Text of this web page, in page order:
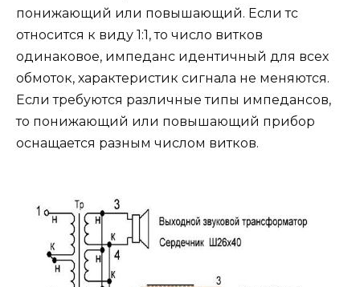
понижающий или повышающий. Если тс
относится к виду 1:1, то число витков
одинаковое, импеданс идентичный для всех
обмоток, характеристик сигнала не меняются.
Если требуются различные типы импедансов,
то понижающий или повышающий прибор
оснащается разным числом витков.